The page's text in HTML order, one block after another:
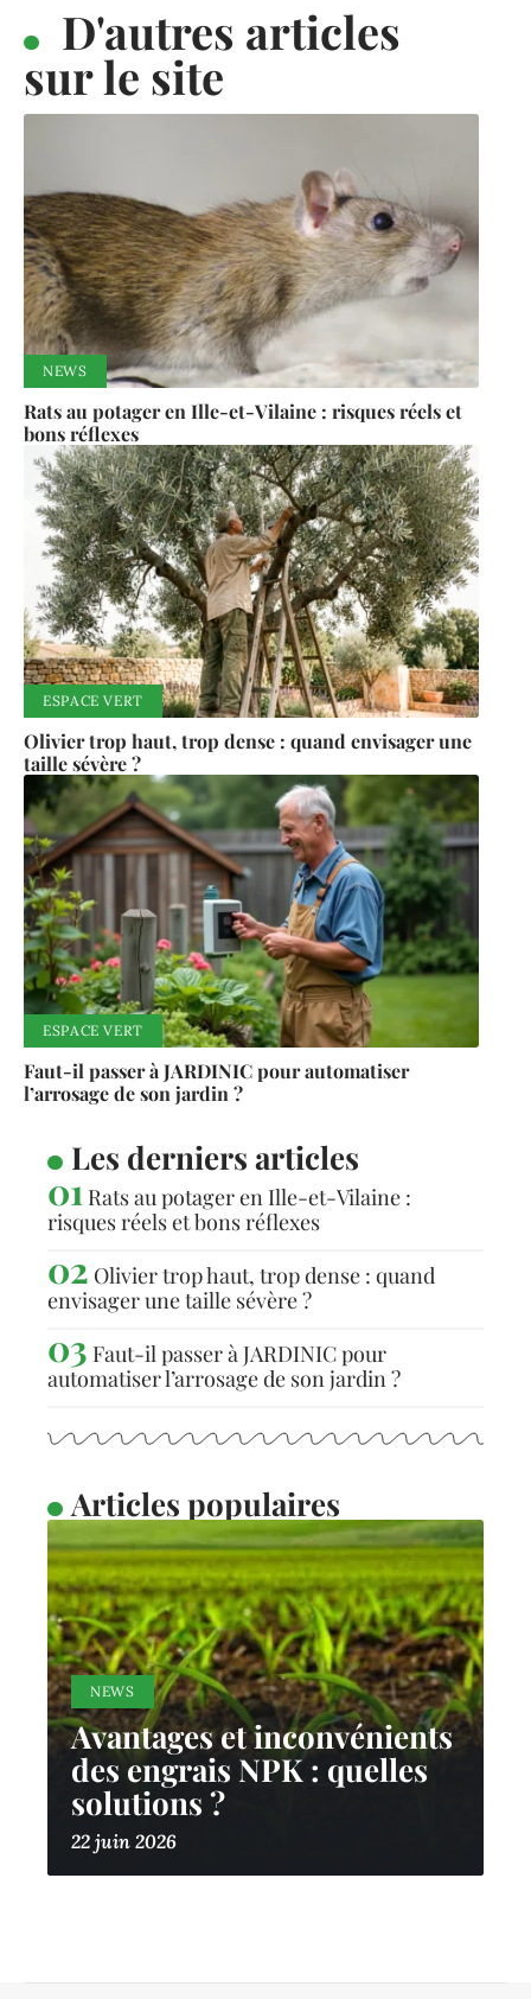
D'autres articles
sur le site
NEWS
Rats au potager en Ille-et-Vilaine : risques réels et
bons réflexes
ESPACE VERT
Olivier trop haut, trop dense : quand envisager une
taille sévère ?
ESPACE VERT
Faut-il passer à JARDINIC pour automatiser
l’arrosage de son jardin ?
Les derniers articles
Rats au potager en Ille-et-Vilaine :
risques réels et bons réflexes
Olivier trop haut, trop dense : quand
envisager une taille sévère ?
Faut-il passer à JARDINIC pour
automatiser l’arrosage de son jardin ?
Articles populaires
NEWS
Avantages et inconvénients
des engrais NPK : quelles
solutions ?
22 juin 2026